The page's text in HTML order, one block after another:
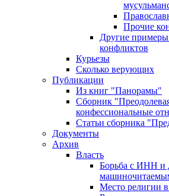
Прочие
Другие примеры
конфликтов
Курьезы
Сколько верующих
Публикации
Из книг "Панорамы"
Сборник
конфессиональные
Статьи сборника
Документы
Архив
Власть
Борьба с ИНН и
Место религии